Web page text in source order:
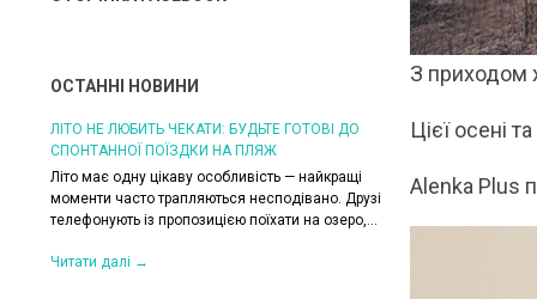
ОСТАННІ НОВИНИ
ЛІТО НЕ ЛЮБИТЬ ЧЕКАТИ: БУДЬТЕ ГОТОВІ ДО
СПОНТАННОЇ ПОЇЗДКИ НА ПЛЯЖ
Літо має одну цікаву особливість — найкращі
моменти часто трапляються несподівано. Друзі
телефонують із пропозицією поїхати на озеро,...
Читати далі →
ЛІТО, ЯКЕ
Цього літа погода
З приходом
Цієї осені
Alenka Plus